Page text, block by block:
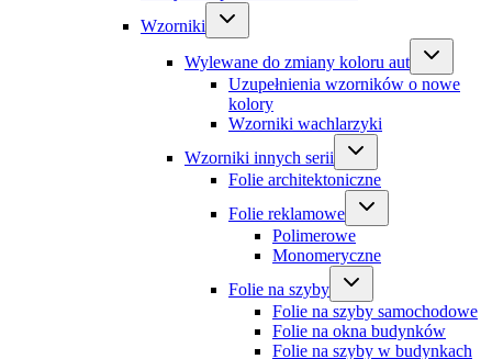
Wzorniki
Wylewane do zmiany koloru aut
Uzupełnienia wzorników o nowe
kolory
Wzorniki wachlarzyki
Wzorniki innych serii
Folie architektoniczne
Folie reklamowe
Polimerowe
Monomeryczne
Folie na szyby
Folie na szyby samochodowe
Folie na okna budynków
Folie na szyby w budynkach